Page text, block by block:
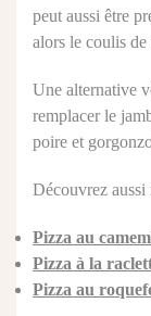
peut aussi être
alors le coulis de
Une alternative
remplacer le
poire et
Découvrez aussi
Pizza au
Pizza à la
Pizza au